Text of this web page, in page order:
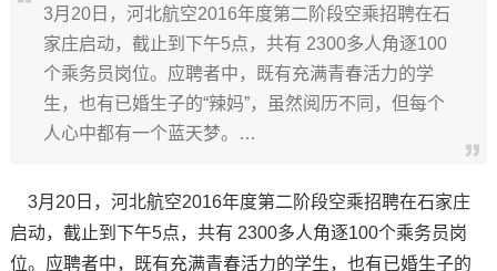
3月20日，河北航空2016年度第二阶段空乘招聘在石
家庄启动，截止到下午5点，共有 2300多人角逐100
个乘务员岗位。应聘者中，既有充满青春活力的学
生，也有已婚生子的“辣妈”，虽然阅历不同，但每个
人心中都有一个蓝天梦。…
3月20日，河北航空2016年度第二阶段空乘招聘在石家庄
启动，截止到下午5点，共有 2300多人角逐100个乘务员岗
位。应聘者中，既有充满青春活力的学生，也有已婚生子的